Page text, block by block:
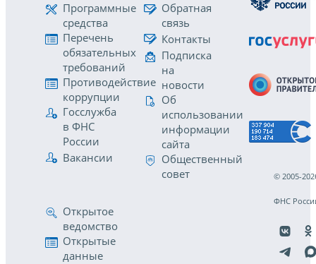
Программные
средства
Перечень
обязательных
требований
Противодействие
коррупции
Госслужба
в ФНС
России
Вакансии
Обратная
связь
Контакты
Подписка
на
новости
Об
использовании
информации
сайта
Общественный
совет
Открытое
ведомство
Открытые
данные
© 2005-
ФНС